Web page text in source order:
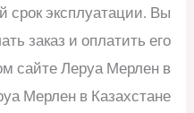
срок эксплуатации. Вы
заказ и оплатить его
сайте Леруа Мерлен в
Мерлен в Казахстане